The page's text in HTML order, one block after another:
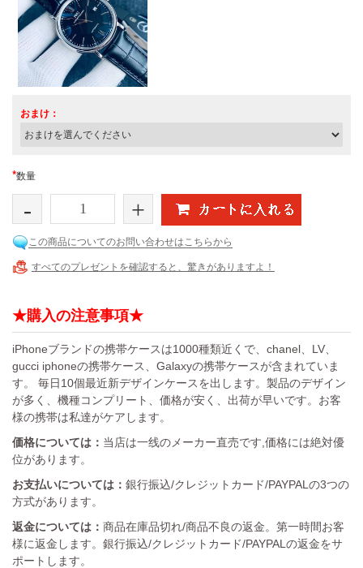
おまけ：
*数量
- +
この商品についてのお問い合わせはこちらから
すべてのプレゼントを確認すると、驚きがありますよ！
★購入の注意事項★
iPhoneブランドの携帯ケースは1000種類近くで、chanel、LV、
gucci iphoneの携帯ケース、Galaxyの携帯ケースが含まれていま
す。 毎日10個最近新デザインケースを出します。製品のデザイン
が多く、機種コンプリート、価格が安く、出荷が早いです。お客
様の携帯は私達がケアします。
価格については： 当店は一线のメーカー直売です,価格には絶対優
位があります。
お支払いについては： 銀行振込/クレジットカード/PAYPALの3つの
方式があります。
返金については： 商品在庫品切れ/商品不良の返金。第一時間お客
様に返金します。銀行振込/クレジットカード/PAYPALの返金をサ
ポートします。